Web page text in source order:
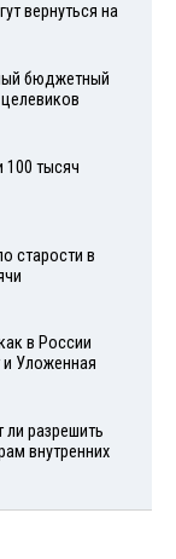
вернуться на
бюджетный
100 тысяч
старости в
в России
и Уложенная
ли разрешить
внутренних